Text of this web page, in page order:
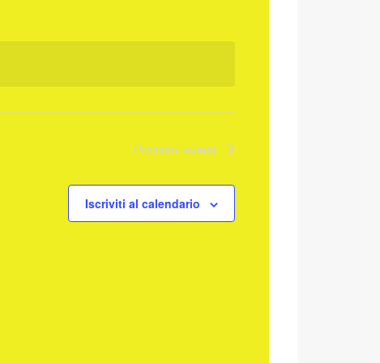
Prossimi eventi
Iscriviti al calendario